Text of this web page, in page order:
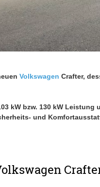
Volkswagen Crafter,
kW bzw. 130 kW
und